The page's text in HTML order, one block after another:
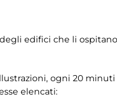
edifici che li
ogni 20
elencati: